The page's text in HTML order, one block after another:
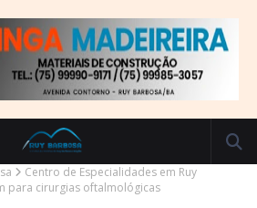
Centro de Especialidades em Ruy
para cirurgias oftalmológicas